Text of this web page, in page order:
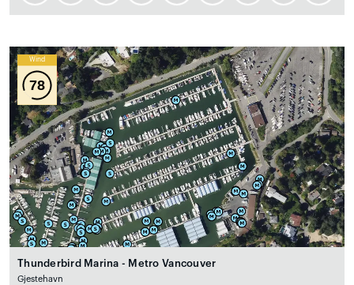
Wind
78
Thunderbird Marina - Metro Vancouver
Gjestehavn